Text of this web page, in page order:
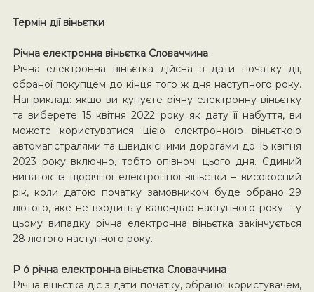
Термін дії віньєтки
Річна електронна віньєтка Словаччина
Річна електронна віньєтка дійсна з дати початку дії,
обраної покупцем до кінця того ж дня наступного року.
Наприклад: якщо ви купуєте річну електронну віньєтку
та виберете 15 квітня 2022 року як дату її набуття, ви
можете користуватися цією електронною віньєткою
автомагістралями та швидкісними дорогами до 15 квітня
2023 року включно, тобто опівночі цього дня. Єдиний
виняток із щорічної електронної віньєтки – високосний
рік, коли датою початку замовником буде обрано 29
лютого, яке не входить у календар наступного року – у
цьому випадку річна електронна віньєтка закінчується
28 лютого наступного року.
P ó річна електронна віньєтка Словаччина
Річна віньєтка діє з дати початку, обраної користувачем,